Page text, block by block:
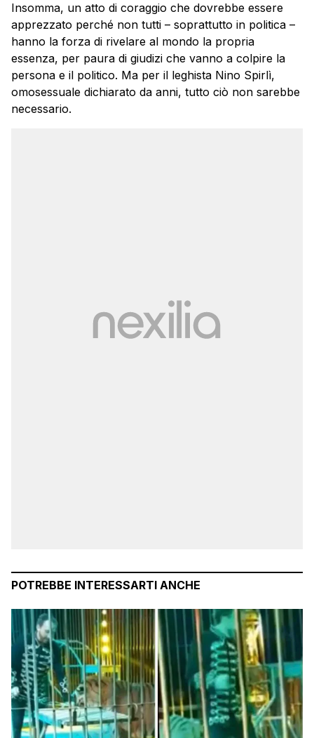
Insomma, un atto di coraggio che dovrebbe essere
apprezzato perché non tutti – soprattutto in politica –
hanno la forza di rivelare al mondo la propria
essenza, per paura di giudizi che vanno a colpire la
persona e il politico. Ma per il leghista Nino Spirlì,
omosessuale dichiarato da anni, tutto ciò non sarebbe
necessario.
POTREBBE INTERESSARTI ANCHE